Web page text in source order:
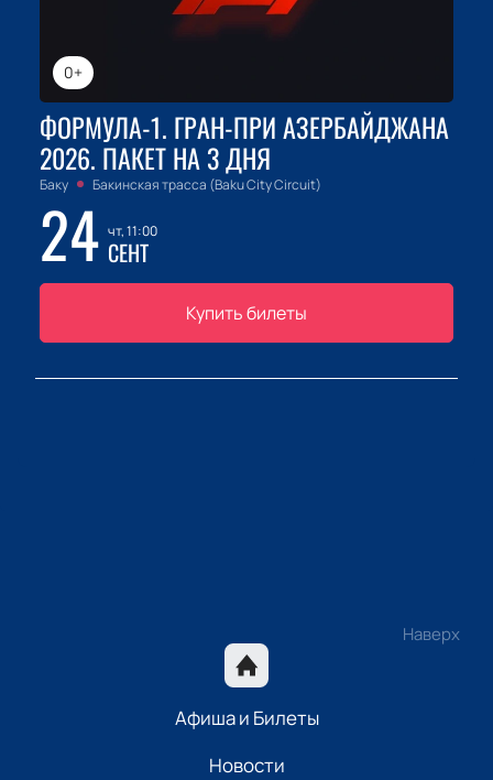
0+
ФОРМУЛА-1. ГРАН-ПРИ АЗЕРБАЙДЖАНА
2026. ПАКЕТ НА 3 ДНЯ
Баку Бакинская трасса (Baku City Circuit)
24 чт, 11:00
СЕНТ
Купить билеты
Наверх
Афиша и Билеты
Новости